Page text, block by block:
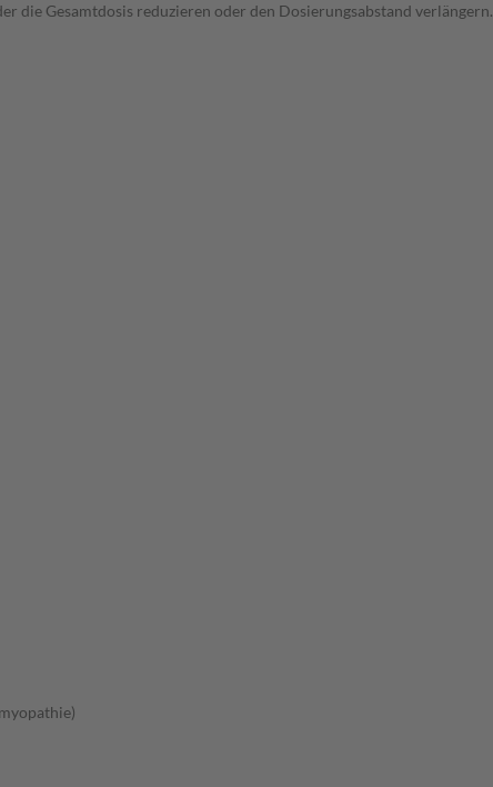
die Gesamtdosis reduzieren oder den Dosierungsabstand verlängern.